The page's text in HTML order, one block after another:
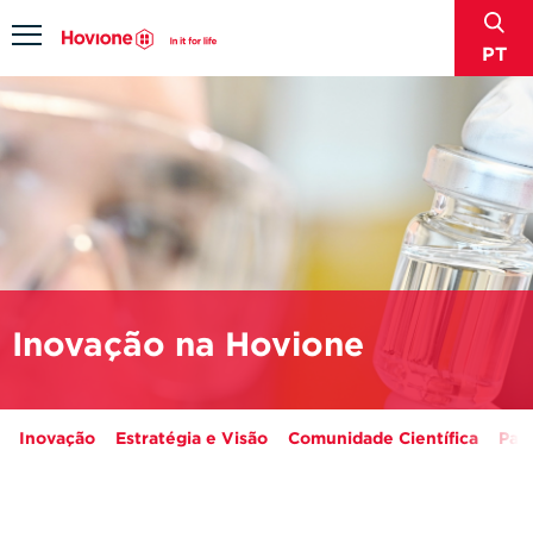
PT
Menu
Inovação na Hovione
Inovação Estratégia e Visão Comunidade Científica